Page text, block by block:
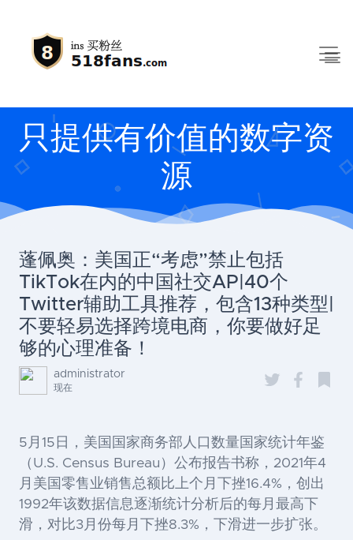
只提供有价值的数字资
源
蓬佩奥：美国正“考虑”禁止包括
TikTok在内的中国社交AP|40个
Twitter辅助工具推荐，包含13种类型|
不要轻易选择跨境电商，你要做好足
够的心理准备！
administrator
现在
5月15日，美国国家商务部人口数量国家统计年鉴
（U.S. Census Bureau）公布报告书称，2021年4
月美国零售业销售总额比上个月下挫16.4%，创出
1992年该数据信息逐渐统计分析后的每月最高下
滑，对比3月份每月下挫8.3%，下滑进一步扩张。